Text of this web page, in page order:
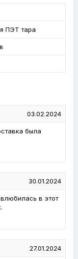
ПЭТ тара
03.02.2024
была
30.01.2024
в этот
27.01.2024